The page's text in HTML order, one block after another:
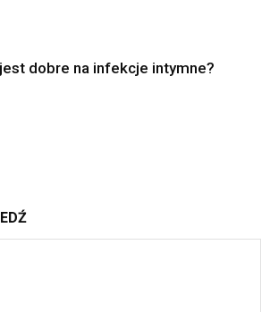
dobre na infekcje intymne?